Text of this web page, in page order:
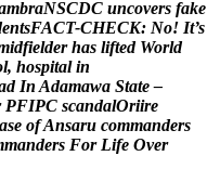
mbraNSCDC uncovers fake
entsFACT-CHECK: No! It’s
idfielder has lifted World
l, hospital in
d In Adamawa State –
PFIPC scandalOriire
ase ofAnsaru commanders
manders For Life Over